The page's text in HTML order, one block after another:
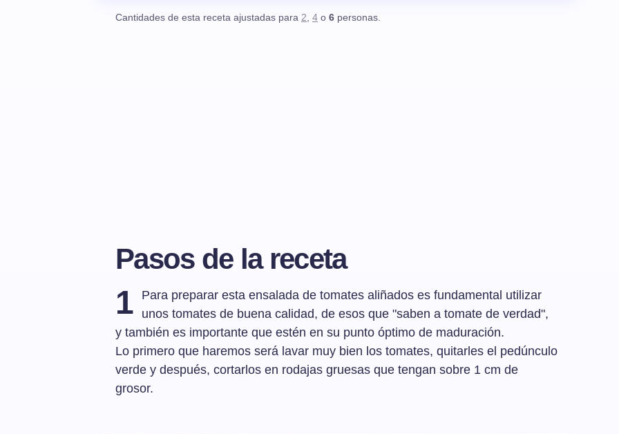
Cantidades de esta receta ajustadas para 2, 4 o 6 personas.
Pasos de la receta
1
Para preparar esta ensalada de tomates aliñados es fundamental utilizar
unos tomates de buena calidad, de esos que "saben a tomate de verdad",
y también es importante que estén en su punto óptimo de maduración.
Lo primero que haremos será lavar muy bien los tomates, quitarles el pedúnculo
verde y después, cortarlos en rodajas gruesas que tengan sobre 1 cm de
grosor.